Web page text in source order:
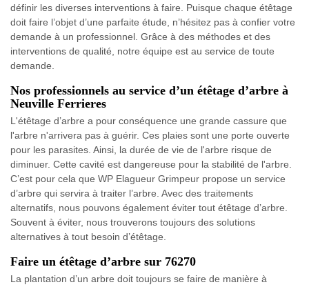
définir les diverses interventions à faire. Puisque chaque étêtage
doit faire l’objet d’une parfaite étude, n’hésitez pas à confier votre
demande à un professionnel. Grâce à des méthodes et des
interventions de qualité, notre équipe est au service de toute
demande.
Nos professionnels au service d’un étêtage d’arbre à
Neuville Ferrieres
L'étêtage d’arbre a pour conséquence une grande cassure que
l'arbre n'arrivera pas à guérir. Ces plaies sont une porte ouverte
pour les parasites. Ainsi, la durée de vie de l'arbre risque de
diminuer. Cette cavité est dangereuse pour la stabilité de l'arbre.
C’est pour cela que WP Elagueur Grimpeur propose un service
d’arbre qui servira à traiter l’arbre. Avec des traitements
alternatifs, nous pouvons également éviter tout étêtage d’arbre.
Souvent à éviter, nous trouverons toujours des solutions
alternatives à tout besoin d’étêtage.
Faire un étêtage d’arbre sur 76270
La plantation d’un arbre doit toujours se faire de manière à